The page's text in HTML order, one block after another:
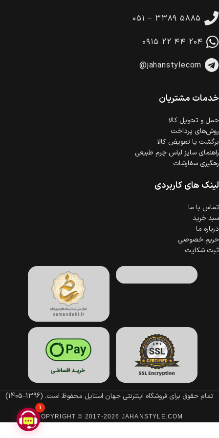
در هنگام خرید محصول، امکان انتخاب پرداخت در محل
وجود دارد.
خرید اقساطی با شرایط آسان و بدون ضامن امکان‌پذیر
است.
گارانتی معتبر برای تمامی محصولات ارائه می‌شود.
۰۵۱ – ۳۳۸۹ ۵۸۸۵
۰۹۱۵ ۲۲ ۴۴ ۲۰۴
@jahanstylecom
خدمات مشتریان
حمل‌ و تحویل کالا
روش‌های پرداخت
برگشت یا تعویض کالا
راهنمای سایز لباس چرم طبیعی
رهگیری سفارشات
لینک های کاربردی
تماس با ما
سبد خرید
درباره ما
حریم خصوصی
ثبت شکایت
تمام حقوق برای فروشگاه اینترنتی جهان استایل محفوظ است. (1396–1405)
COPYRIGHT © 2017-2026 JAHANSTYLE.COM
1